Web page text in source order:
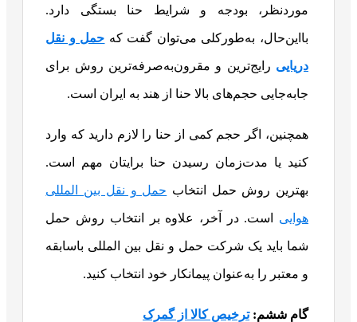
موردنظر، بودجه و شرایط حنا بستگی دارد.
بااین‌حال، به‌طورکلی می‌توان گفت که حمل و نقل
دریایی رایج‌ترین و مقرون‌به‌صرفه‌ترین روش برای
جابه‌جایی حجم‌های بالا حنا از هند به ایران است.
همچنین، اگر حجم کمی از حنا را لازم دارید که وارد
کنید یا مدت‌زمان رسیدن حنا برایتان مهم است.
بهترین روش حمل انتخاب حمل و نقل بین المللی
هوایی است. در آخر، علاوه بر انتخاب روش حمل
شما باید یک شرکت حمل و نقل بین المللی باسابقه
و معتبر را به‌عنوان پیمانکار خود انتخاب کنید.
گام ششم:ترخیص کالا از گمرک